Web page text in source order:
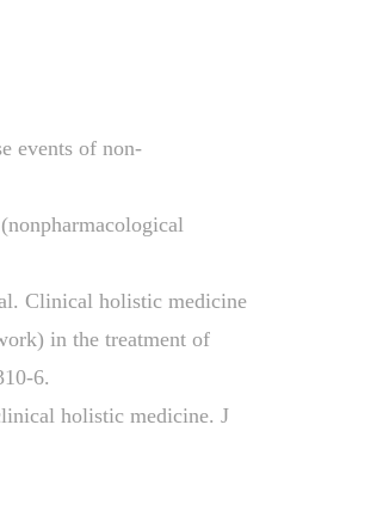
events of non-
Clinical holistic medicine
in the treatment of
6.
holistic medicine. J